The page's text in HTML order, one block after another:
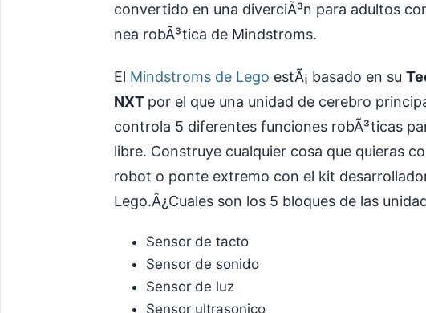
convertido en una diverciÃ³n para adultos
nea robÃ³tica de Mindstroms.
El Mindstroms de Lego estÃ¡ basado en su
NXT por el que una unidad de cerebro
controla 5 diferentes funciones robÃ³ticas
libre. Construye cualquier cosa que quieras
robot o ponte extremo con el kit
Lego.Â¿Cuales son los 5 bloques de las
Sensor de tacto
Sensor de sonido
Sensor de luz
Sensor ultrasonico